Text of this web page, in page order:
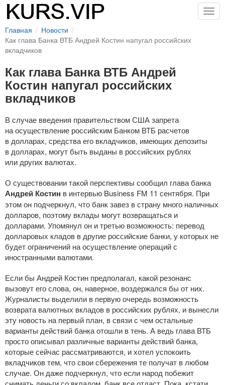
Главная
Новости
Как глава Банка ВТБ Андрей Костин напугал российских
вкладчиков
Как глава Банка ВТБ Андрей
Костин напугал российских
вкладчиков
В случае введения правительством США запрета
на осуществление российским Банком ВТБ расчетов
в долларах, средства его вкладчиков, имеющих депозиты
в долларах, могут быть выданы в российских рублях
или других валютах.
О существовании такой перспективы сообщил глава банка
Андрей Костин в интервью Business FM 11 сентября. При
этом он подчеркнул, что банк завез в страну много наличных
долларов, поэтому вклады могут возвращаться и
долларами. Упомянул он и третью возможность: перевод
долларовых кладов в другие российские банки, у которых не
будет ограничений на осуществление операций с
иностранными валютами.
Если бы Андрей Костин предполагал, какой резонанс
вызовут его слова, он, наверное, воздержался бы от них.
Журналисты выделили в первую очередь возможность
возврата валютных вкладов в российских рублях, и вынесли
эту новость на первый план, в связи с чем остальные
варианты действий банка отошли в тень. А ведь глава ВТБ
просто описывал различные варианты действий банка,
которые сейчас рассматриваются, и хотел успокоить
вкладчиков тем, что свои сбережения те получат в любом
случае. Он даже подчеркнул, что если народ побежит